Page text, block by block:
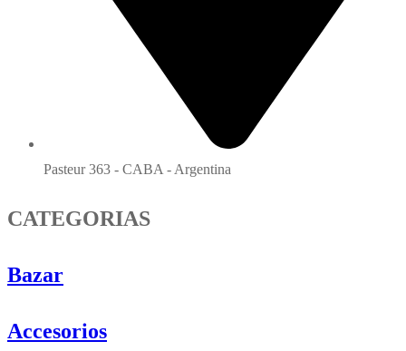
Pasteur 363 - CABA - Argentina
CATEGORIAS
Bazar
Accesorios